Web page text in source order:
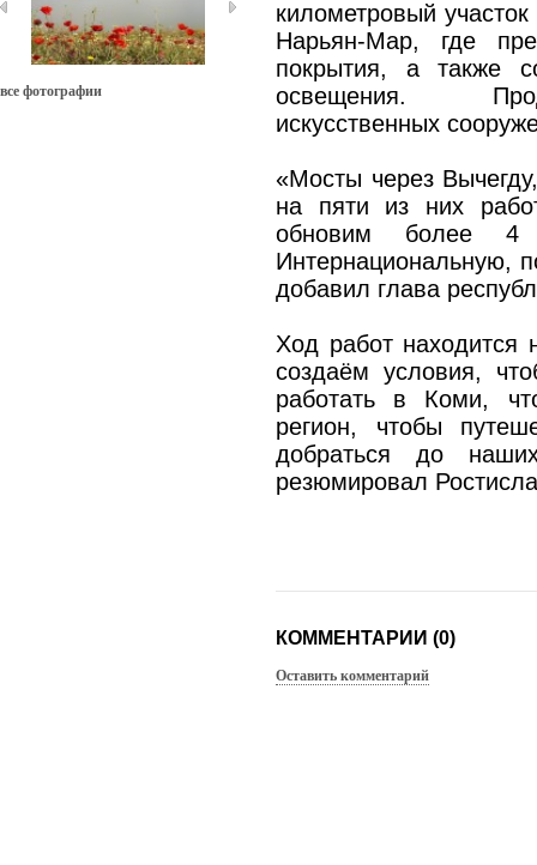
все фотографии
километровый
Нарьян-Мар, где
покрытия, а также
освещения.
искусственных
«Мосты через
на пяти из них
обновим более 4
Интернациональную,
добавил глава
Ход работ находится
создаём условия,
работать в Коми,
регион, чтобы
добраться до
резюмировал
КОММЕНТАРИИ (0)
Оставить комментарий